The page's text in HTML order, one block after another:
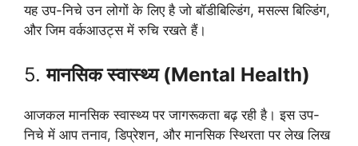
यह उप-निचे उन लोगों के लिए है जो बॉडीबिल्डिंग, मसल्स बिल्डिंग,
और जिम वर्कआउट्स में रुचि रखते हैं।
5.मानसिक स्वास्थ्य (Mental Health)
आजकल मानसिक स्वास्थ्य पर जागरूकता बढ़ रही है। इस उप-
निचे में आप तनाव, डिप्रेशन, और मानसिक स्थिरता पर लेख लिख